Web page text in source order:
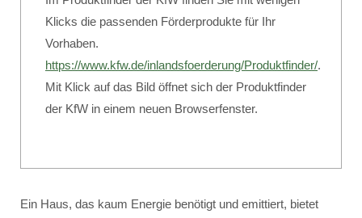
Klicks die passenden Förderprodukte für Ihr
Vorhaben.
https://www.kfw.de/inlandsfoerderung/Produktfinder/.
Mit Klick auf das Bild öffnet sich der Produktfinder
der KfW in einem neuen Browserfenster.
Ein Haus, das kaum Energie benötigt und emittiert, bietet